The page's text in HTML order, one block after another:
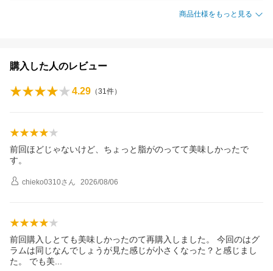
商品仕様をもっと見る
購入した人のレビュー
4.29 （31件）
前回ほどじゃないけど、ちょっと脂がのってて美味しかったで
す。
chieko0310さん 2026/08/06
前回購入しとても美味しかったのて再購入しました。 今回のはグ
ラムは同じなんでしょうが見た感じが小さくなった？と感じまし
た。 でも美